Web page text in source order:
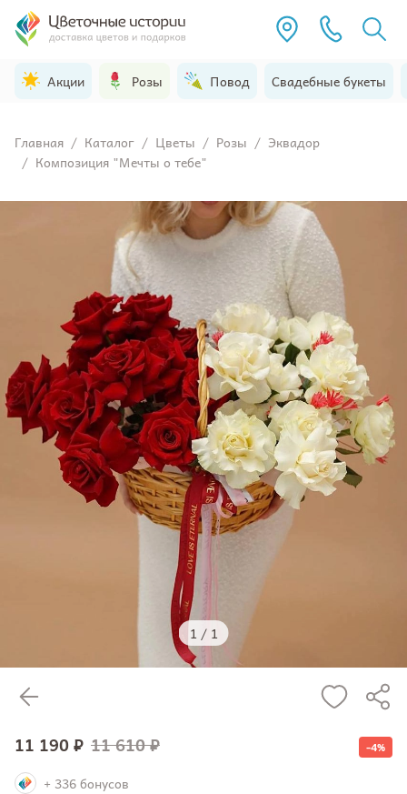
Акции Розы Повод Свадебные букеты
Главная / Каталог / Цветы / Розы / Эквадор
/ Композиция "Мечты о тебе"
1 / 1
11 190 ₽ 11 610 ₽ -4%
+ 336 бонусов